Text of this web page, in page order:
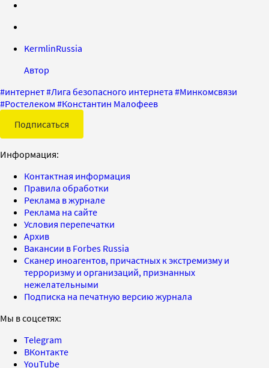
KermlinRussia
Автор
#интернет#Лига безопасного интернета #Минкомсвязи
#Ростелеком #Константин Малофеев
Подписаться
Информация:
Контактная информация
Правила обработки
Реклама в журнале
Реклама на сайте
Условия перепечатки
Архив
Вакансии в Forbes Russia
Сканер иноагентов, причастных к экстремизму и
терроризму и организаций, признанных
нежелательными
Подписка на печатную версию журнала
Мы в соцсетях:
Telegram
ВКонтакте
YouTube